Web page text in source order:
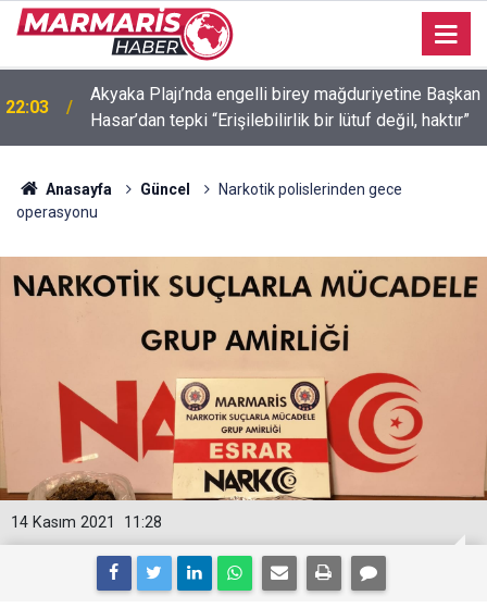
22:03
Akyaka Plajı’nda engelli birey mağduriyetine Başkan
Hasar’dan tepki “Erişilebilirlik bir lütuf değil, haktır”
Anasayfa Güncel
Narkotik polislerinden gece
operasyonu
11:28
14 Kasım 2021